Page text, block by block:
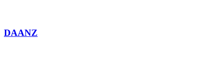
DAANZ